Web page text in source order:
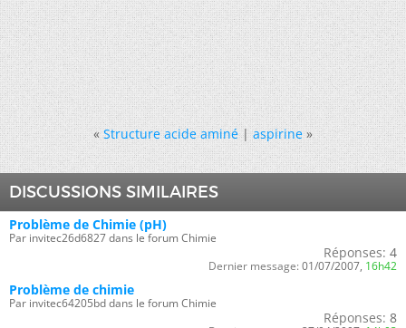
« Structure acide aminé|aspirine »
DISCUSSIONS SIMILAIRES
Problème de Chimie (pH)
Par invitec26d6827 dans le forum Chimie
Réponses: 4
Dernier message: 01/07/2007, 16h42
Problème de chimie
Par invitec64205bd dans le forum Chimie
Réponses: 8